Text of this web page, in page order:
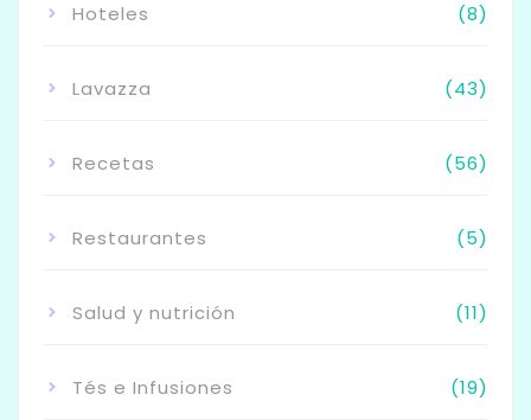
Hoteles (8)
Lavazza (43)
Recetas (56)
Restaurantes (5)
Salud y nutrición (11)
Tés e Infusiones (19)